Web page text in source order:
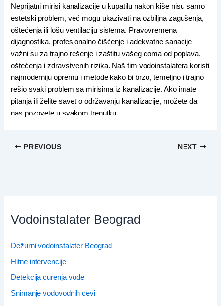
Neprijatni mirisi kanalizacije u kupatilu nakon kiše nisu samo
estetski problem, već mogu ukazivati na ozbiljna zagušenja,
oštećenja ili lošu ventilaciju sistema. Pravovremena
dijagnostika, profesionalno čišćenje i adekvatne sanacije
važni su za trajno rešenje i zaštitu vašeg doma od poplava,
oštećenja i zdravstvenih rizika. Naš tim vodoinstalatera koristi
najmoderniju opremu i metode kako bi brzo, temeljno i trajno
rešio svaki problem sa mirisima iz kanalizacije. Ako imate
pitanja ili želite savet o održavanju kanalizacije, možete da
nas pozovete u svakom trenutku.
PREVIOUS NEXT
Vodoinstalater Beograd
Dežurni vodoinstalater Beograd
Hitne intervencije
Detekcija curenja vode
Snimanje vodovodnih cevi